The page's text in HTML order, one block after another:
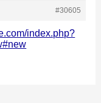
#30605
index.php?